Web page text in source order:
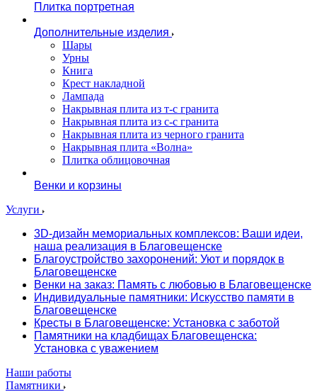
Плитка портретная
Дополнительные изделия
Шары
Урны
Книга
Крест накладной
Лампада
Накрывная плита из т-с гранита
Накрывная плита из с-с гранита
Накрывная плита из черного гранита
Накрывная плита «Волна»
Плитка облицовочная
Венки и корзины
Услуги
3D-дизайн мемориальных комплексов: Ваши идеи,
наша реализация в Благовещенске
Благоустройство захоронений: Уют и порядок в
Благовещенске
Венки на заказ: Память с любовью в Благовещенске
Индивидуальные памятники: Искусство памяти в
Благовещенске
Кресты в Благовещенске: Установка с заботой
Памятники на кладбищах Благовещенска:
Установка с уважением
Наши работы
Памятники